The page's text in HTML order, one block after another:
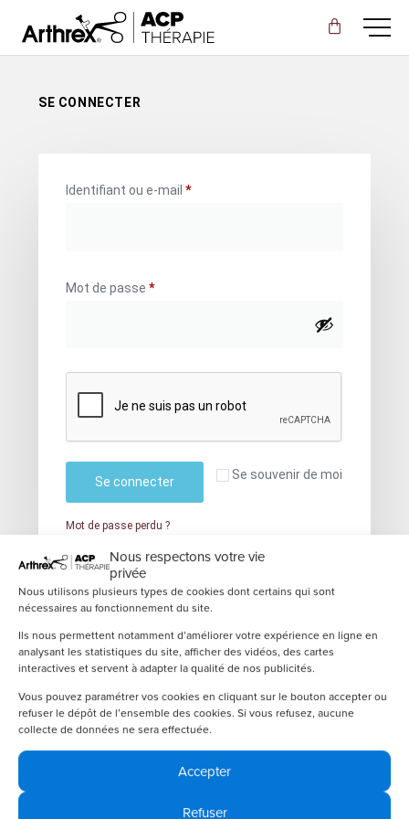
Nous respectons votre vie
privée
Nous utilisons plusieurs types de cookies dont certains qui sont
nécessaires au fonctionnement du site.
Ils nous permettent notamment d’améliorer votre expérience en ligne en
analysant les statistiques du site, afficher des vidéos, des cartes
interactives et servent à adapter la qualité de nos publicités.
Vous pouvez paramétrer vos cookies en cliquant sur le bouton accepter ou
refuser le dépôt de l’ensemble des cookies. Si vous refusez, aucune
collecte de données ne sera effectuée.
Accepter
Refuser
PRP
Ostéo-articulaire
Plaies
Zones
FAQ
SE CONNECTER
Identifiant ou e-mail *
Mot de passe *
Se souvenir de moi
Se connecter
Mot de passe perdu ?
ACCUEIL >MON COMPTE
Siège social
Business Park Lyon Monts d’Or
Plateforme Logistique et Service client